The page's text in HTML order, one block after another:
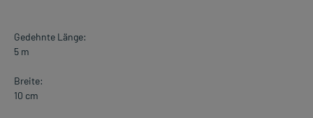
Gedehnte Länge:
5 m
Breite:
10 cm